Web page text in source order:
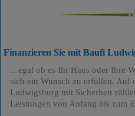
Finanzieren Sie mit Baufi
egal ob es Ihr Haus oder Ihre
sich ein Wunsch zu erfüllen. Auf
Ludwigsburg mit Sicherheit
Leistungen von Anfang bis zum